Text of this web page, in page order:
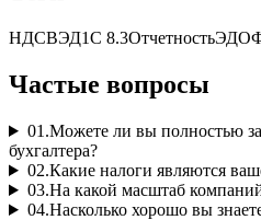
НДСВЭД1С 8.3ОтчетностьЭДО
Частые вопросы
01 .Можете ли вы полностью
бухгалтера?
02.Какие налоги являются
03.На какой масштаб
04.Насколько хорошо вы